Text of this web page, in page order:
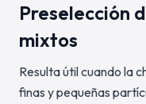
Preselección
mixtos
Resulta útil cuando la
finas y pequeñas